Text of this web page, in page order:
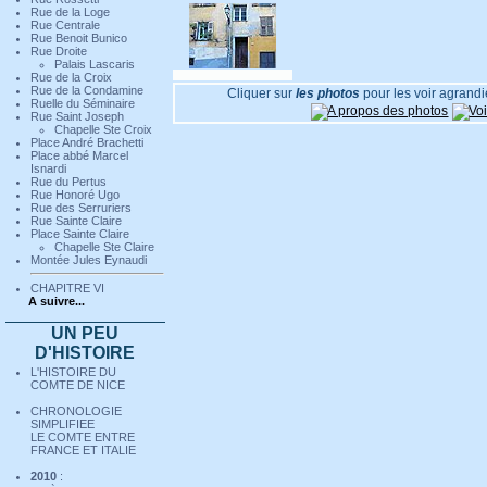
Rue de la Loge
Rue Centrale
Rue Benoit Bunico
Rue Droite
Palais Lascaris
Rue de la Croix
Rue de la Condamine
Ruelle du Séminaire
Rue Saint Joseph
Chapelle Ste Croix
Place André Brachetti
Place abbé Marcel
Isnardi
Rue du Pertus
Rue Honoré Ugo
Rue des Serruriers
Rue Sainte Claire
Place Sainte Claire
Chapelle Ste Claire
Montée Jules Eynaudi
CHAPITRE VI
A suivre...
UN PEU
D'HISTOIRE
L'HISTOIRE DU
COMTE DE NICE
CHRONOLOGIE
SIMPLIFIEE
LE COMTE ENTRE
FRANCE ET ITALIE
2010 :
06 - En savoir plus
Cliquer surles photos pour les voir